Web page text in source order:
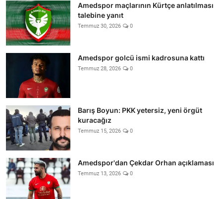
Amedspor maçlarının Kürtçe anlatılması
talebine yanıt
Temmuz 30, 2026 0
Amedspor golcü ismi kadrosuna kattı
Temmuz 28, 2026 0
Barış Boyun: PKK yetersiz, yeni örgüt
kuracağız
Temmuz 15, 2026 0
Amedspor'dan Çekdar Orhan açıklaması
Temmuz 13, 2026 0